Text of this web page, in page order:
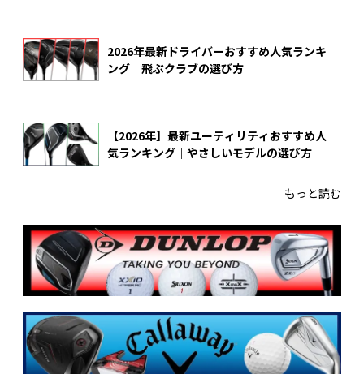
2026年最新ドライバーおすすめ人気ランキ
ング｜飛ぶクラブの選び方
【2026年】最新ユーティリティおすすめ人
気ランキング｜やさしいモデルの選び方
もっと読む